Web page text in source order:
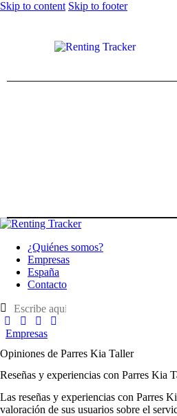
Skip to content Skip to footer
¿Quiénes somos?
Empresas
España
Contacto
Empresas
Opiniones de Parres Kia Taller
Reseñas y experiencias con Parres Kia
Las reseñas y experiencias con Parres
valoración de sus usuarios sobre el